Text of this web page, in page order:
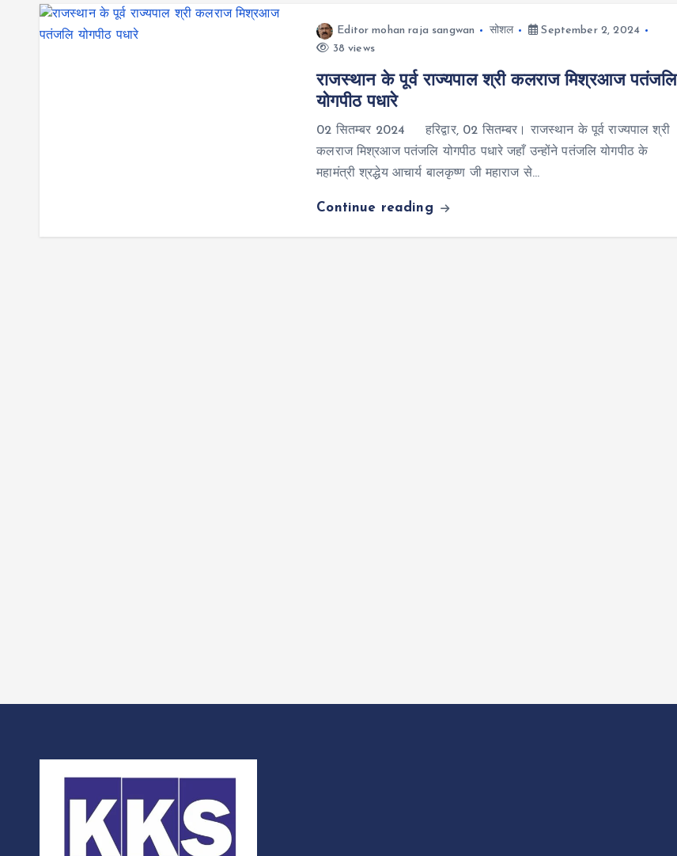
Editor mohan raja sangwan सोशल
September 2, 2024
38 views
राजस्थान के पूर्व राज्यपाल श्री कलराज मिश्रआज पतंजलि
योगपीठ पधारे
02 सितम्बर 2024 हरिद्वार, 02 सितम्बर। राजस्थान के पूर्व राज्यपाल श्री
कलराज मिश्रआज पतंजलि योगपीठ पधारे जहाँ उन्होंने पतंजलि योगपीठ के
महामंत्री श्रद्धेय आचार्य बालकृष्ण जी महाराज से…
Continue reading